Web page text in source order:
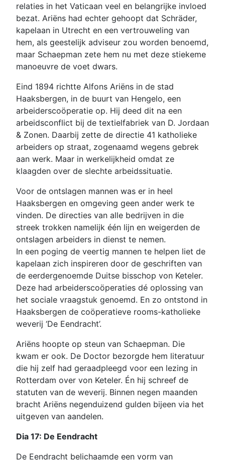
relaties in het Vaticaan veel en belangrijke invloed
bezat. Ariëns had echter gehoopt dat Schräder,
kapelaan in Utrecht en een vertrouweling van
hem, als geestelijk adviseur zou worden benoemd,
maar Schaepman zete hem nu met deze stiekeme
manoeuvre de voet dwars.
Eind 1894 richtte Alfons Ariëns in de stad
Haaksbergen, in de buurt van Hengelo, een
arbeiderscoöperatie op. Hij deed dit na een
arbeidsconflict bij de textielfabriek van D. Jordaan
& Zonen. Daarbij zette de directie 41 katholieke
arbeiders op straat, zogenaamd wegens gebrek
aan werk. Maar in werkelijkheid omdat ze
klaagden over de slechte arbeidssituatie.
Voor de ontslagen mannen was er in heel
Haaksbergen en omgeving geen ander werk te
vinden. De directies van alle bedrijven in die
streek trokken namelijk één lijn en weigerden de
ontslagen arbeiders in dienst te nemen.
In een poging de veertig mannen te helpen liet de
kapelaan zich inspireren door de geschriften van
de eerdergenoemde Duitse bisschop von Keteler.
Deze had arbeiderscoöperaties dé oplossing van
het sociale vraagstuk genoemd. En zo ontstond in
Haaksbergen de coöperatieve rooms-katholieke
weverij ‘De Eendracht’.
Ariëns hoopte op steun van Schaepman. Die
kwam er ook. De Doctor bezorgde hem literatuur
die hij zelf had geraadpleegd voor een lezing in
Rotterdam over von Keteler. Én hij schreef de
statuten van de weverij. Binnen negen maanden
bracht Ariëns negenduizend gulden bijeen via het
uitgeven van aandelen.
Dia 17: De Eendracht
De Eendracht belichaamde een vorm van